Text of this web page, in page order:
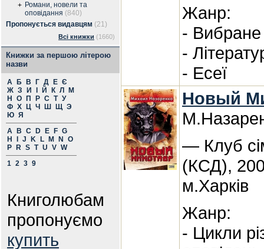
+ Романи, новели та
оповідання (840)
Пропонується видавцям (21)
Всі книжки (1660)
Книжки за першою літерою
назви
А Б В Г Д Е Є
Ж З И Й К Л
М
Н
О П Р С Т У
Ф Х Ц Ч Ш Щ Э
Ю Я
A
B C D E F G
H
J K L M N
O
P
R S T U V W
1 2 3 9
Книголюбам
пропонуємо
купить
Жанр:
- Вибране
-
- Есеї
Новый
— Клуб
(КСД),
м.Харків
Жанр:
- Цикли